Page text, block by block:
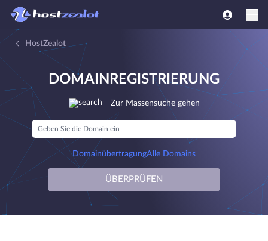
HostZealot
DOMAINREGISTRIERUNG
Zur Massensuche gehen
DomainübertragungAlle Domains
ÜBERPRÜFEN